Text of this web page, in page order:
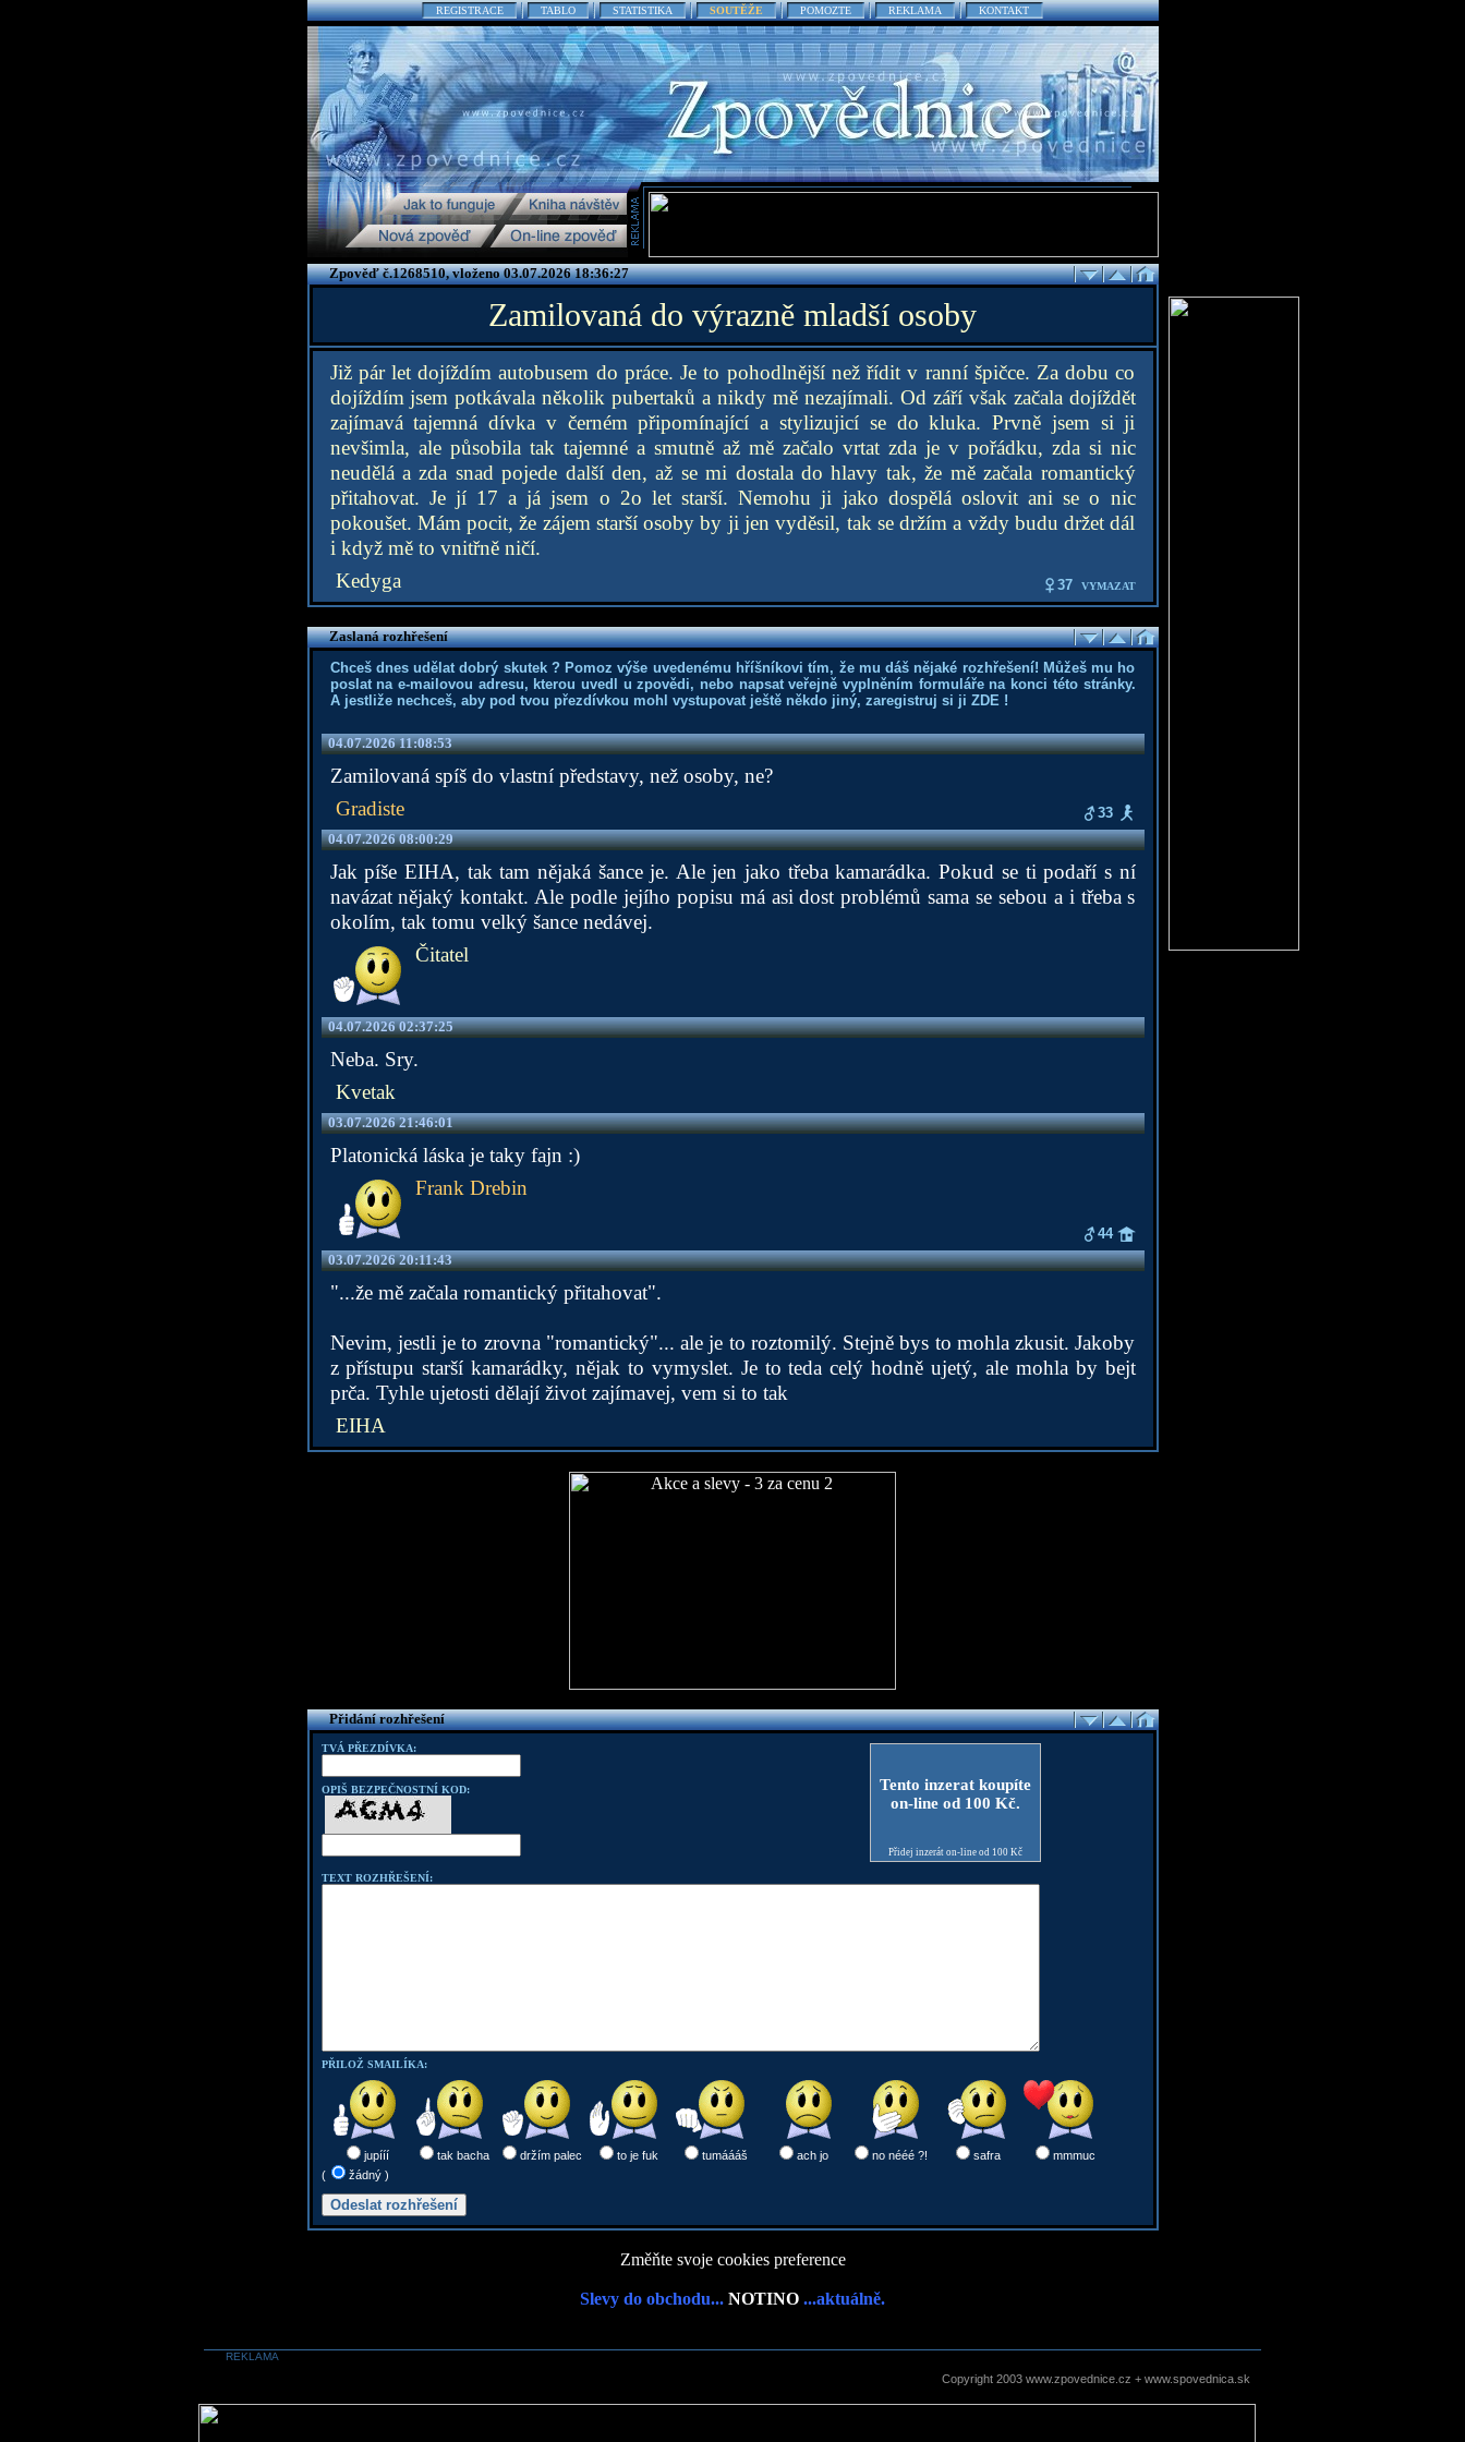
REGISTRACE TABLO STATISTIKA SOUTĚŽE POMOZTE REKLAMA KONTAKT
Zpověď č.1268510, vloženo 03.07.2026 18:36:27
Zamilovaná do výrazně mladší osoby
Již pár let dojíždím autobusem do práce. Je to pohodlnější než řídit v ranní špičce. Za dobu co
dojíždím jsem potkávala několik pubertaků a nikdy mě nezajímali. Od září však začala dojíždět
zajímavá tajemná dívka v černém připomínající a stylizujicí se do kluka. Prvně jsem si ji
nevšimla, ale působila tak tajemné a smutně až mě začalo vrtat zda je v pořádku, zda si nic
neudělá a zda snad pojede další den, až se mi dostala do hlavy tak, že mě začala romantický
přitahovat. Je jí 17 a já jsem o 2o let starší. Nemohu ji jako dospělá oslovit ani se o nic
pokoušet. Mám pocit, že zájem starší osoby by ji jen vyděsil, tak se držím a vždy budu držet dál
i když mě to vnitřně ničí.
Kedyga
37 VYMAZAT
Zaslaná rozhřešení
Chceš dnes udělat dobrý skutek ? Pomoz výše uvedenému hříšníkovi tím, že mu dáš nějaké rozhřešení! Můžeš mu ho
poslat na e-mailovou adresu, kterou uvedl u zpovědi, nebo napsat veřejně vyplněním formuláře na konci této stránky.
A jestliže nechceš, aby pod tvou přezdívkou mohl vystupovat ještě někdo jiný, zaregistruj si ji ZDE!
04.07.2026 11:08:53
Zamilovaná spíš do vlastní představy, než osoby, ne?
Gradiste
33
04.07.2026 08:00:29
Jak píše EIHA, tak tam nějaká šance je. Ale jen jako třeba kamarádka. Pokud se ti podaří s ní
navázat nějaký kontakt. Ale podle jejího popisu má asi dost problémů sama se sebou a i třeba s
okolím, tak tomu velký šance nedávej.
Čitatel
04.07.2026 02:37:25
Neba. Sry.
Kvetak
03.07.2026 21:46:01
Platonická láska je taky fajn :)
Frank Drebin
44
03.07.2026 20:11:43
"...že mě začala romantický přitahovat".
Nevim, jestli je to zrovna "romantický"... ale je to roztomilý. Stejně bys to mohla zkusit. Jakoby
z přístupu starší kamarádky, nějak to vymyslet. Je to teda celý hodně ujetý, ale mohla by bejt
prča. Tyhle ujetosti dělají život zajímavej, vem si to tak
EIHA
Přidání rozhřešení
TVÁ PŘEZDÍVKA:
OPIŠ BEZPEČNOSTNÍ KOD:
Tento inzerat koupíte
on-line od 100 Kč.
Přidej inzerát on-line od 100 Kč
TEXT ROZHŘEŠENÍ:
PŘILOŽ SMAILÍKA:
jupííí tak bacha držím palec to je fuk tumáááš ach jo no nééé ?! safra
mmmuc
(
žádný )
Změňte svoje cookies preference
Slevy do obchodu... NOTINO ...aktuálně.
REKLAMA
Copyright 2003 www.zpovednice.cz + www.spovednica.sk